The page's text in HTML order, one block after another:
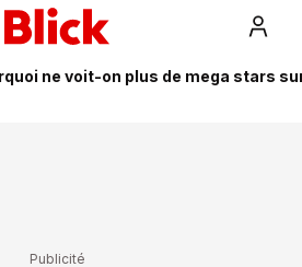
ne voit-on plus de mega stars